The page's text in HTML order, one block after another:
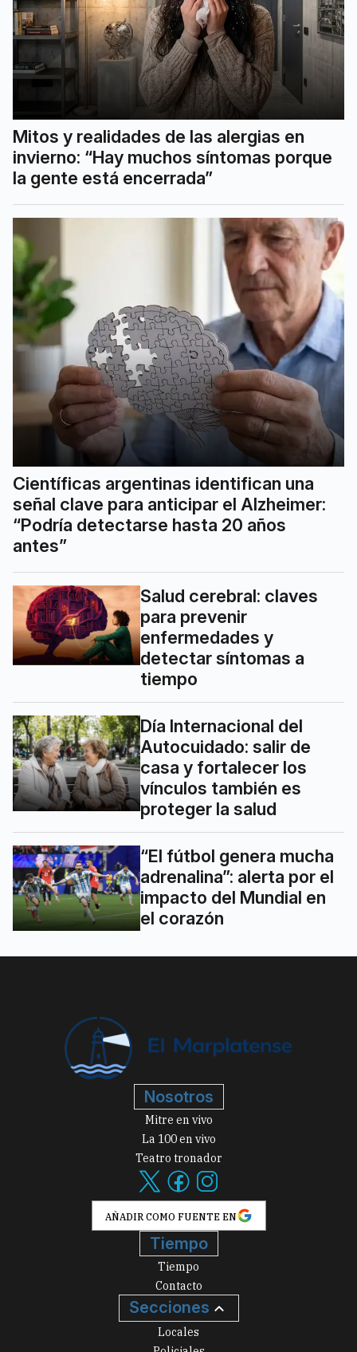
Mitos y realidades de las alergias en
invierno: “Hay muchos síntomas porque
la gente está encerrada”
Científicas argentinas identifican una
señal clave para anticipar el Alzheimer:
“Podría detectarse hasta 20 años
antes”
Salud cerebral: claves
para prevenir
enfermedades y
detectar síntomas a
tiempo
Día Internacional del
Autocuidado: salir de
casa y fortalecer los
vínculos también es
proteger la salud
“El fútbol genera mucha
adrenalina”: alerta por el
impacto del Mundial en
el corazón
Nosotros
Mitre en vivo
La 100 en vivo
Teatro tronador
AÑADIR COMO FUENTE EN
Tiempo
Tiempo
Contacto
Secciones
Locales